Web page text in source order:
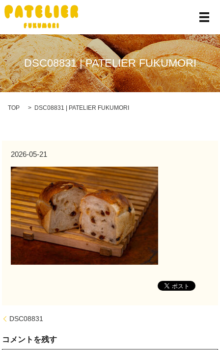
メ
DSC08831 | PATELIER FUKUMORI
TOP DSC08831 | PATELIER FUKUMORI
2026-05-21
DSC08831
コメントを残す